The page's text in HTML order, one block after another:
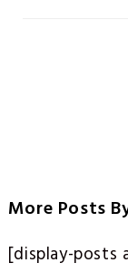
More Posts
[display-posts